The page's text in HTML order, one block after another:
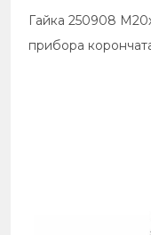
Гайка 250908
прибора